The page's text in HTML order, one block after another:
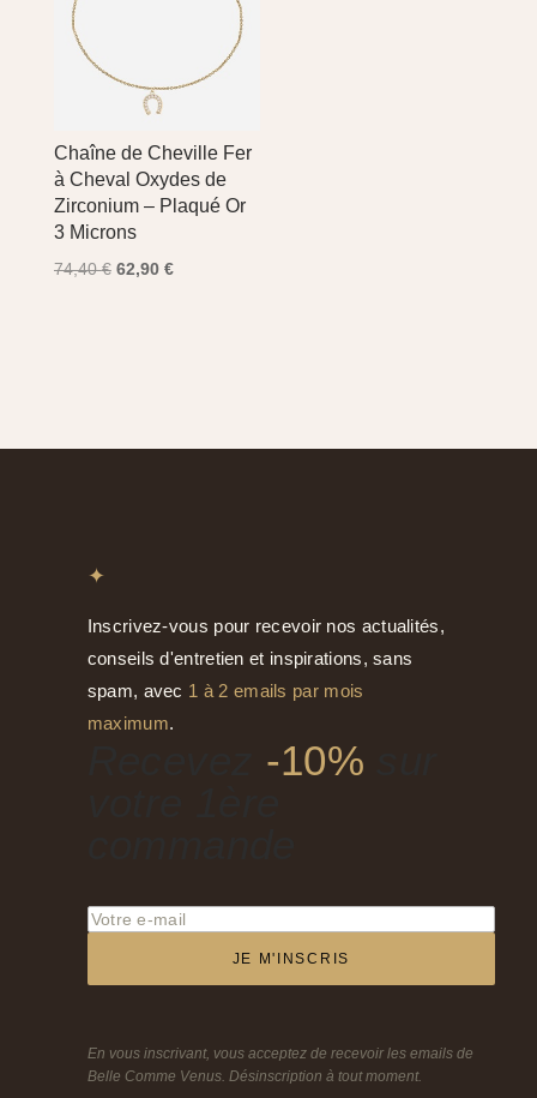
Chaîne de Cheville Fer
à Cheval Oxydes de
Zirconium – Plaqué Or
3 Microns
74,40€ Le
62,90 €Le
✦
Inscrivez-vous pour recevoir nos actualités,
conseils d'entretien et inspirations, sans
spam, avec 1 à 2 emails par mois
maximum.
-10%
JE M'INSCRIS
En vous inscrivant, vous acceptez de recevoir les emails de
Belle Comme Venus. Désinscription à tout moment.